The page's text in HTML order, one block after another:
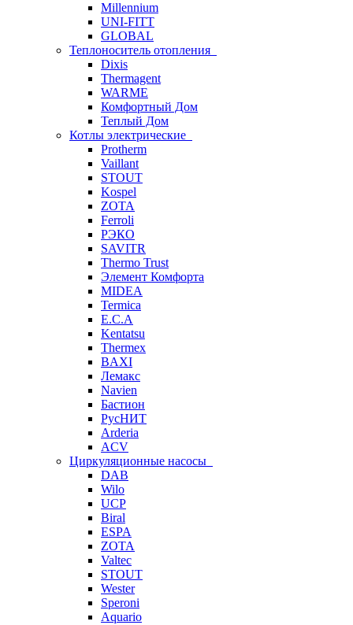
Millennium
UNI-FITT
GLOBAL
Теплоноситель отопления
Dixis
Thermagent
WARME
Комфортный Дом
Теплый Дом
Котлы электрические
Protherm
Vaillant
STOUT
Kospel
ZOTA
Ferroli
РЭКО
SAVITR
Thermo Trust
Элемент Комфорта
MIDEA
Termica
E.C.A
Kentatsu
Thermex
BAXI
Лемакс
Navien
Бастион
РусНИТ
Arderia
ACV
Циркуляционные насосы
DAB
Wilo
UCP
Biral
ESPA
ZOTA
Valtec
STOUT
Wester
Speroni
Aquario